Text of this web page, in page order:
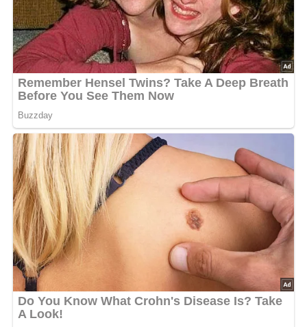
Die Eigelb in eine Schüssel geben und mit der
gezuckerten Kondensmilch gut verrühren, bis eine
gleichmäßige Masse entsteht.
Langsam den Korn oder Wodka hinzufügen und dabei
kontinuierlich rühren, um alles gut zu vermischen.
Den frisch gepressten Zitronensaft ebenfalls
verleihen.
Die fertige Likörmischung durch ein feines Sieb gießen,
um eventuelle Klumpen zu entfernen, und in eine
Flasche oder Karaffe füllen.
Den Eierlikör bis zum Servieren im Kühlschrank kühl
stellen.
Vor dem Servieren die Flasche gut durchschütteln, um
die Zutaten zu vermischen und den Likör schön cremig
zu machen.
Schwierigkeit der Zubereitung:
Nährwertangaben (pro Portion):